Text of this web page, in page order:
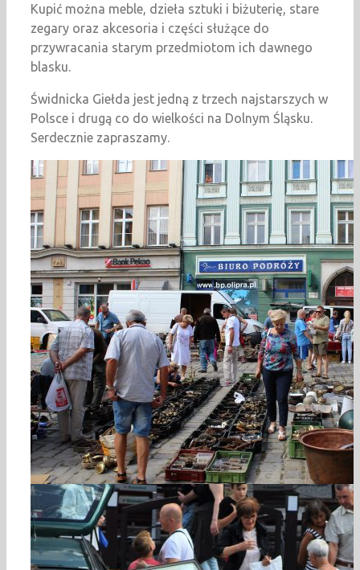
Kupić można meble, dzieła sztuki i biżuterię, stare
zegary oraz akcesoria i części służące do
przywracania starym przedmiotom ich dawnego
blasku.
Świdnicka Giełda jest jedną z trzech najstarszych w
Polsce i drugą co do wielkości na Dolnym Śląsku.
Serdecznie zapraszamy.